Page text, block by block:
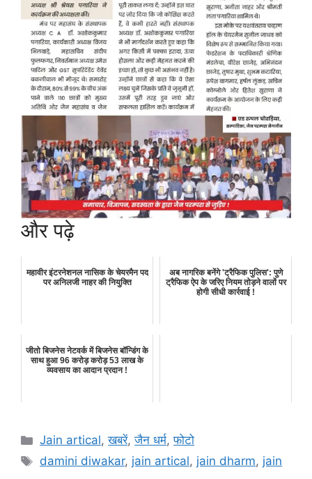
और पढ़े
महावीर इंटरनेशनल नासिक के चेयरमैन पद
पर अनिलजी नाहर की नियुक्ति
अब नागरिक बनेंगे 'ट्रैफिक पुलिस': पुणे
ट्रैफिक ऐप के जरिए नियम तोड़ने वालों पर
होगी सीधी कार्रवाई !
जीतो बिजनेस नेटवर्क में बिजनेस बॉन्डिंग के
साथ हुआ 96 करोड़ करोड़ 53 लाख के
व्यवसाय का आदान प्रदान !
Categories
Jain artical,खबरें,जैन धर्म,फोटो
Tags
damini diwakar, jain artical, jain dharm, jain